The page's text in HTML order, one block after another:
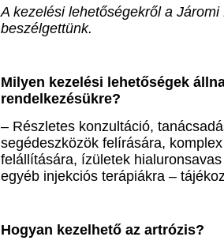
A kezelési lehetőségekről a
beszélgettünk.
Milyen kezelési lehetőségek
rendelkezésükre?
– Részletes konzultáció,
segédeszközök felírására,
felállítására, ízületek
egyéb injekciós terápiákra –
Hogyan kezelhető az artrózis?